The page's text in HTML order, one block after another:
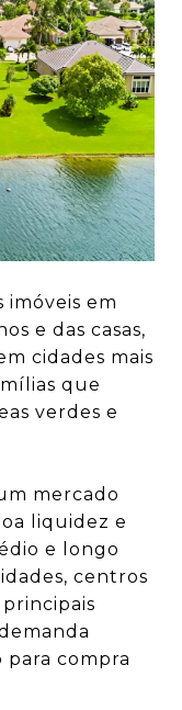
imóveis em
e das casas,
cidades mais
que
verdes e
mercado
liquidez e
e longo
centros
principais
compra